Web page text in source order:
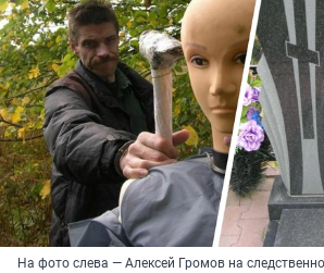
На фото слева — Алексей Громов на